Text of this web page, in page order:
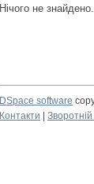
Нічого не знайдено.
DSpace software
Контакти